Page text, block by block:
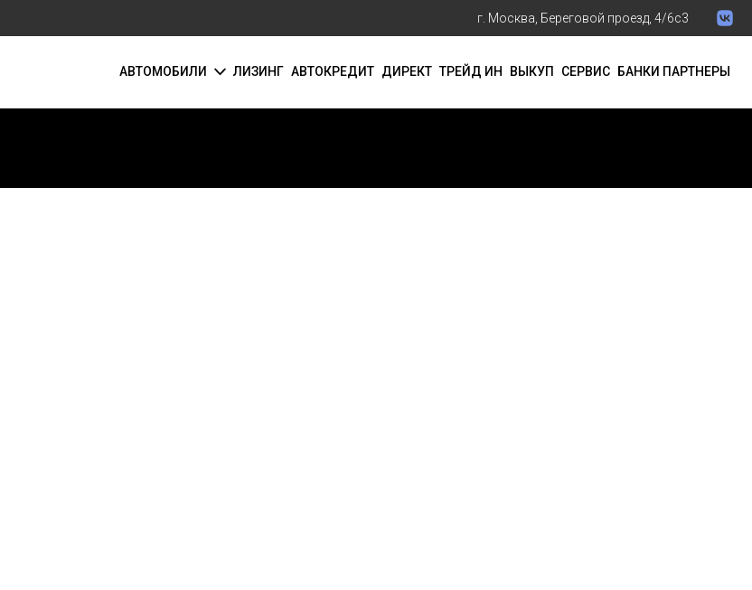
г. Москва, Береговой проезд, 4/6с3
АВТОМОБИЛИ ЛИЗИНГ АВТОКРЕДИТ ДИРЕКТ ТРЕЙД ИН ВЫКУП СЕРВИС БАНКИ ПАРТНЕРЫ